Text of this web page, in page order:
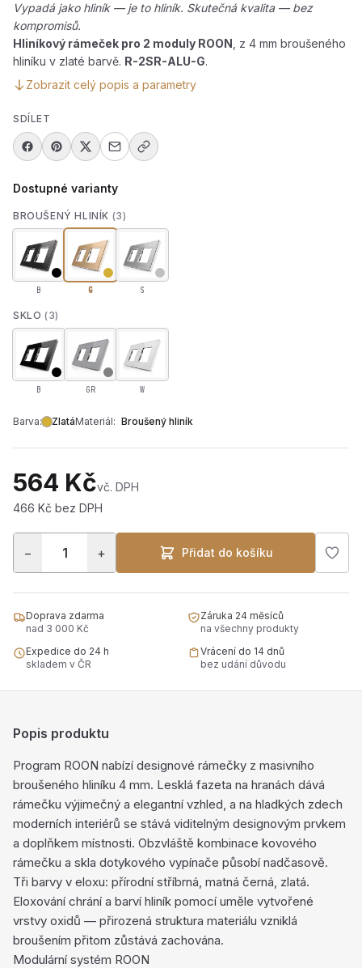
Vypadá jako hliník — je to hliník. Skutečná kvalita — bez
kompromisů.
Hliníkový rámeček pro 2 moduly ROON , z 4 mm broušeného
hliníku v zlaté barvě. R-2SR-ALU-G.
Zobrazit celý popis a parametry
SDÍLET
Dostupné varianty
BROUŠENÝ HLINÍK (3)
B G S
SKLO (3)
B GR W
Barva: ZlatáMateriál: Broušený hliník
564 Kčvč. DPH
466 Kč bez DPH
− + Přidat do košíku
Doprava zdarma
nad 3 000 Kč
Záruka 24 měsíců
na všechny produkty
Expedice do 24 h
skladem v ČR
Vrácení do 14 dnů
bez udání důvodu
Popis produktu
Program ROON nabízí designové rámečky z masivního
broušeného hliníku 4 mm. Lesklá fazeta na hranách dává
rámečku výjimečný a elegantní vzhled, a na hladkých zdech
moderních interiérů se stává viditelným designovým prvkem
a doplňkem místnosti. Obzvláště kombinace kovového
rámečku a skla dotykového vypínače působí nadčasově.
Tři barvy v eloxu: přírodní stříbrná, matná černá, zlatá.
Eloxování chrání a barví hliník pomocí uměle vytvořené
vrstvy oxidů — přirozená struktura materiálu vzniklá
broušením přitom zůstává zachována.
Modulární systém ROON